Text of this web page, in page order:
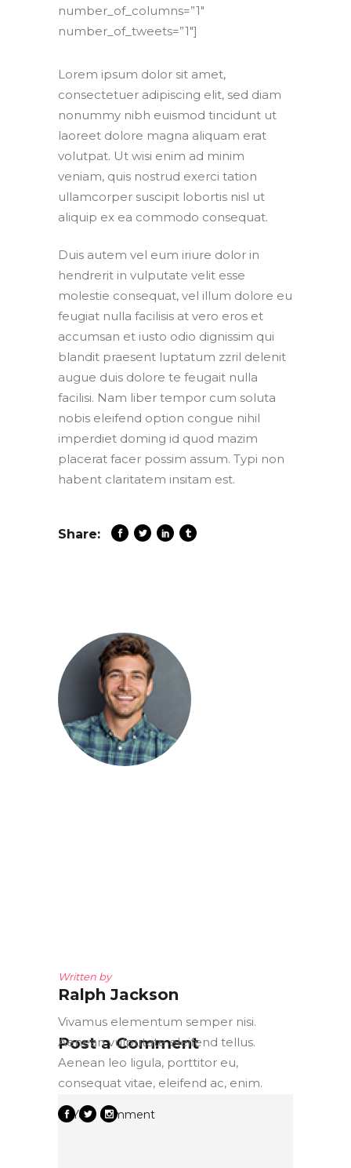
number_of_columns=”1″
number_of_tweets=”1″]
Lorem ipsum dolor sit amet,
consectetuer adipiscing elit, sed diam
nonummy nibh euismod tincidunt ut
laoreet dolore magna aliquam erat
volutpat. Ut wisi enim ad minim
veniam, quis nostrud exerci tation
ullamcorper suscipit lobortis nisl ut
aliquip ex ea commodo consequat.
Duis autem vel eum iriure dolor in
hendrerit in vulputate velit esse
molestie consequat, vel illum dolore eu
feugiat nulla facilisis at vero eros et
accumsan et iusto odio dignissim qui
blandit praesent luptatum zzril delenit
augue duis dolore te feugait nulla
facilisi. Nam liber tempor cum soluta
nobis eleifend option congue nihil
imperdiet doming id quod mazim
placerat facer possim assum. Typi non
habent claritatem insitam est.
Share:
Written by
Ralph Jackson
Vivamus elementum semper nisi.
Aenean vulputate eleifend tellus.
Aenean leo ligula, porttitor eu,
consequat vitae, eleifend ac, enim.
Post a Comment